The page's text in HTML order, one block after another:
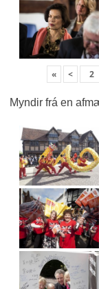
« <
Myndir frá en